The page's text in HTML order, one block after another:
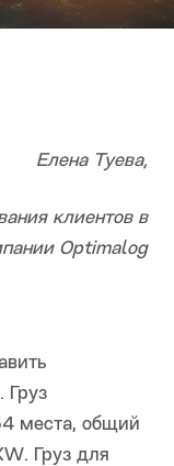
Елена Туева,
клиентов в
Optimalog
Груз
места, общий
Груз для